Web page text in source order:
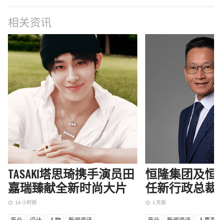
相关资讯
TASAKI塔思琦携手演员田
嘉瑞臻献全新时尚大片
access_time 16 小时前
恒隆集团及恒
任新行政总裁
access_time 1 天前